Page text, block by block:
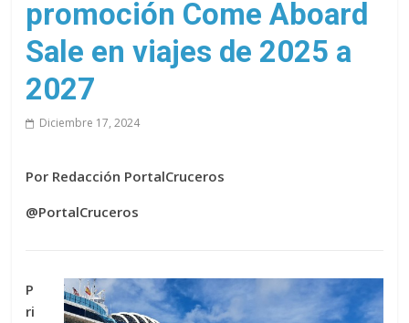
en
un
solo
sitio
promoción Come Aboard
Sale en viajes de 2025 a
2027
Diciembre 17, 2024
Por Redacción PortalCruceros
@PortalCruceros
P
ri